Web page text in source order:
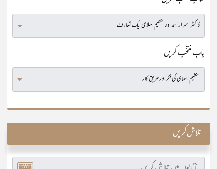
باب منتخب کریں
تلاش کریں